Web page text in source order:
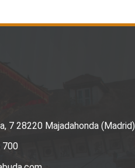
7 28220 Majadahonda (Madrid)
700